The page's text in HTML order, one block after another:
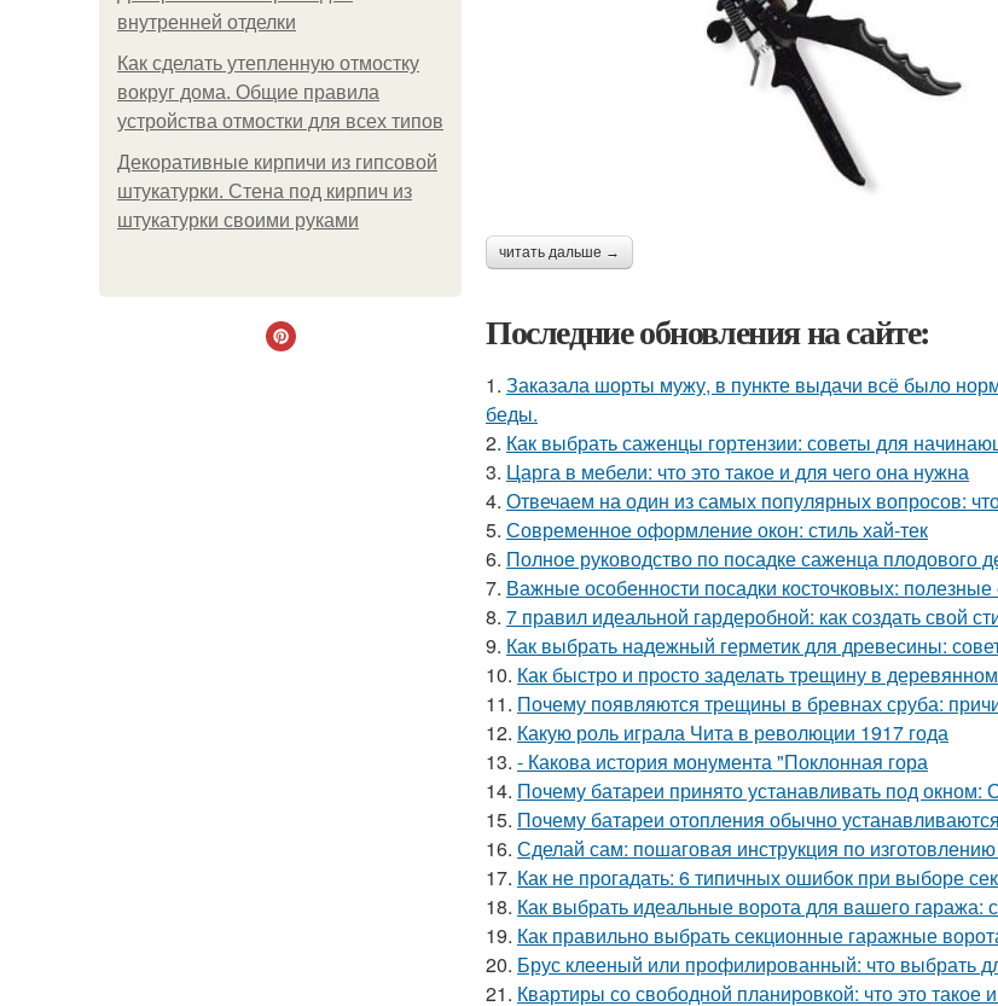
внутренней отделки
Как сделать утепленную отмостку
вокруг дома. Общие правила
устройства отмостки для всех типов
Декоративные кирпичи из гипсовой
штукатурки. Стена под кирпич из
штукатурки своими руками
читать дальше →
Последние обновления на сайте:
1. Заказала шорты мужу, в пункте выдачи всё было
беды.
2. Как выбрать саженцы гортензии: советы для
3. Царга в мебели: что это такое и для чего она нужна
4. Отвечаем на один из самых популярных вопросов:
5. Современное оформление окон: стиль хай-тек
6. Полное руководство по посадке саженца плодового
7. Важные особенности посадки косточковых:
8. 7 правил идеальной гардеробной: как создать свой
9. Как выбрать надежный герметик для древесины:
10. Как быстро и просто заделать трещину в
11. Почему появляются трещины в бревнах сруба:
12. Какую роль играла Чита в революции 1917 года
13. - Какова история монумента "Поклонная гора
14. Почему батареи принято устанавливать под окном:
15. Почему батареи отопления обычно
16. Сделай сам: пошаговая инструкция по
17. Как не прогадать: 6 типичных ошибок при выборе
18. Как выбрать идеальные ворота для вашего гаража:
19. Как правильно выбрать секционные гаражные
20. Брус клееный или профилированный: что выбрать
21. Квартиры со свободной планировкой: что это такое